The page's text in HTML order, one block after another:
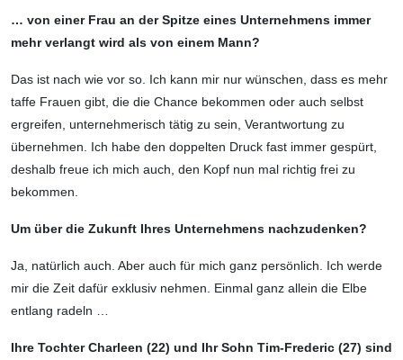
… von einer Frau an der Spitze eines Unternehmens immer
mehr verlangt wird als von einem Mann?
Das ist nach wie vor so. Ich kann mir nur wünschen, dass es mehr
taffe Frauen gibt, die die Chance bekommen oder auch selbst
ergreifen, unternehmerisch tätig zu sein, Verantwortung zu
übernehmen. Ich habe den doppelten Druck fast immer gespürt,
deshalb freue ich mich auch, den Kopf nun mal richtig frei zu
bekommen.
Um über die Zukunft Ihres Unternehmens nachzudenken?
Ja, natürlich auch. Aber auch für mich ganz persönlich. Ich werde
mir die Zeit dafür exklusiv nehmen. Einmal ganz allein die Elbe
entlang radeln …
Ihre Tochter Charleen (22) und Ihr Sohn Tim-Frederic (27) sind